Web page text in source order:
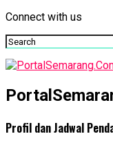
Connect with us
Profil dan Jadwal